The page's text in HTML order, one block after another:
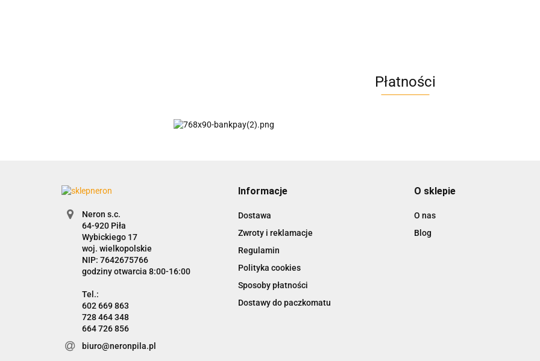
AC EasyLine
AIRTAC
Płatności
Neron s.c.
Wybickiego 17
woj. wielkopolskie
NIP: 7642675766
godziny otwarcia 8:00-16:00
602 669 863
728 464 348
664 726 856
biuro@neronpila.pl
Informacje
Dostawa
Zwroty i reklamacje
Regulamin
Polityka cookies
Sposoby płatności
Dostawy do paczkomatu
O sklepie
O nas
Blog